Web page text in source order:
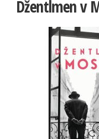
Džentlmen v